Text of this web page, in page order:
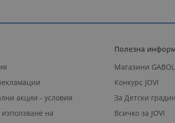
акции - условия
на
Полезна
Магазини GABOL
Конкурс JOVI
За Детски
Всичко за JOVI